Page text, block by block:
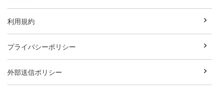
利用規約
プライバシーポリシー
外部送信ポリシー